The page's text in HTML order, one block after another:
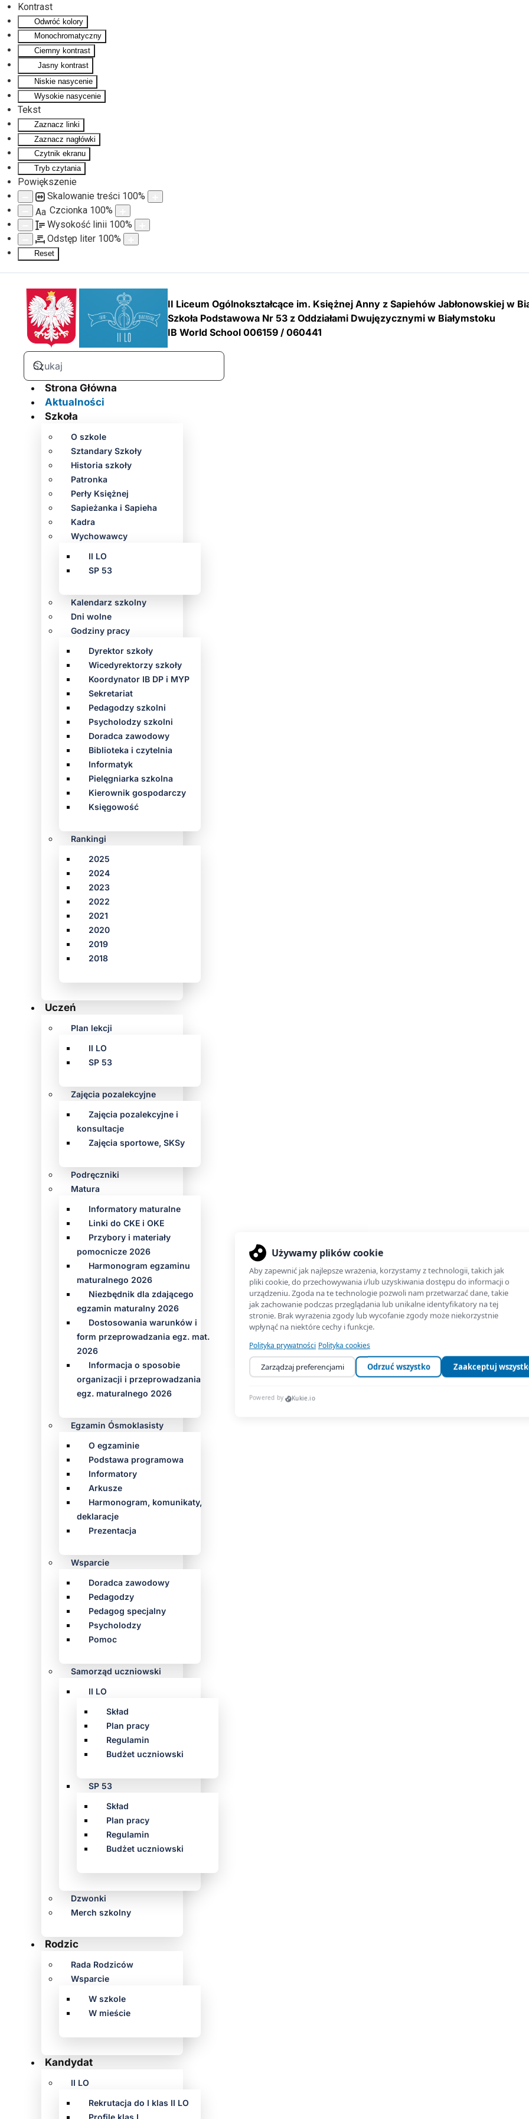
Kontrast
Odwróć kolory
Monochromatyczny
Ciemny kontrast
Jasny kontrast
Niskie nasycenie
Wysokie nasycenie
Tekst
Zaznacz linki
Zaznacz nagłówki
Czytnik ekranu
Tryb czytania
Powiększenie
Skalowanie treści 100%
Aa Czcionka 100%
Wysokość linii 100%
Odstęp liter 100%
Reset
II Liceum Ogólnokształcące im. Księżnej Anny z Sapiehów Jabłonowskiej w
Szkoła Podstawowa Nr 53 z Oddziałami Dwujęzycznymi w Białymstoku
IB World School 006159 / 060441
Strona Główna
Aktualności
Szkoła
O szkole
Sztandary Szkoły
Historia szkoły
Patronka
Perły Księżnej
Sapieżanka i Sapieha
Kadra
Wychowawcy
II LO
SP 53
Kalendarz szkolny
Dni wolne
Godziny pracy
Dyrektor szkoły
Wicedyrektorzy szkoły
Koordynator IB DP i MYP
Sekretariat
Pedagodzy szkolni
Psycholodzy szkolni
Doradca zawodowy
Biblioteka i czytelnia
Informatyk
Pielęgniarka szkolna
Kierownik gospodarczy
Księgowość
Rankingi
2025
2024
2023
2022
2021
2020
2019
2018
Uczeń
Plan lekcji
II LO
SP 53
Zajęcia pozalekcyjne
Zajęcia pozalekcyjne i
konsultacje
Zajęcia sportowe, SKSy
Podręczniki
Matura
Informatory maturalne
Linki do CKE i OKE
Przybory i materiały
pomocnicze 2026
Harmonogram egzaminu
maturalnego 2026
Niezbędnik dla zdającego
egzamin maturalny 2026
Dostosowania warunków i
form przeprowadzania egz. mat.
2026
Informacja o sposobie
organizacji i przeprowadzania
egz. maturalnego 2026
Egzamin Ósmoklasisty
O egzaminie
Podstawa programowa
Informatory
Arkusze
Harmonogram, komunikaty,
deklaracje
Prezentacja
Wsparcie
Doradca zawodowy
Pedagodzy
Pedagog specjalny
Psycholodzy
Pomoc
Samorząd uczniowski
II LO
Skład
Plan pracy
Regulamin
Budżet uczniowski
SP 53
Skład
Plan pracy
Regulamin
Budżet uczniowski
Dzwonki
Merch szkolny
Rodzic
Rada Rodziców
Wsparcie
W szkole
W mieście
Kandydat
II LO
Rekrutacja do I klas II LO
Profile klas I